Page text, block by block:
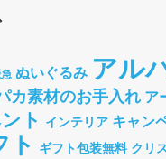
ぬいぐるみ アル
カ素材のお手入れ ア
ト インテリア キャン
ト ギフト包装無料 クリ